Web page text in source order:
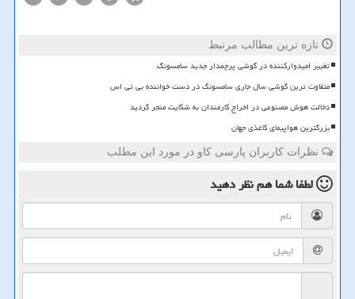
تازه ترین مطالب مرتبط
تغییر امیدوارکننده در گوشی پرچمدار جدید سامسونگ
متفاوت ترین گوشی سال جاری سامسونگ در دست خواننده بی تی اس
دخالت هوش مصنوعی در اخراج کارمندان به شکایت منجر گردید
بزرگترین هواپیمای کاغذی جهان
نظرات کاربران پارسی کاو در مورد این مطلب
لطفا شما همنظر دهید